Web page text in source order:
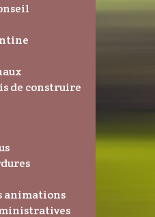
de construire
animations